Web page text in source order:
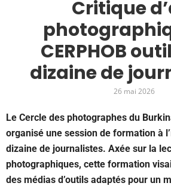
Critique
CERPHOB
dizaine de
26 mai 2026
Le Cercle des photographes du
organisé une session de formation à
dizaine de journalistes. Axée sur la
photographiques, cette formation
des médias d’outils adaptés pour un